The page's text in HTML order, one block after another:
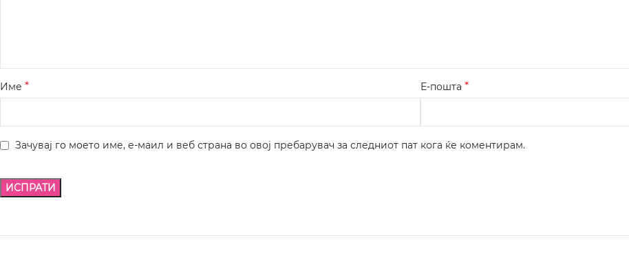
Име * Е-пошта *
Зачувај го моето име, е-маил и веб страна во овој пребарувач за следниот пат кога ќе коментирам.